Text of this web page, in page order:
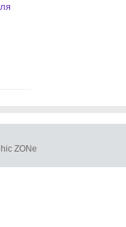
ZONe